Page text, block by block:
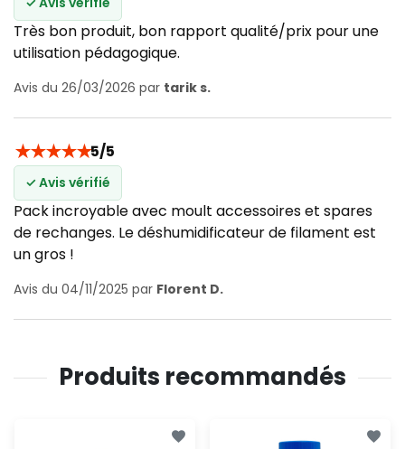
Très bon produit, bon rapport qualité/prix pour une
utilisation pédagogique.
Avis du 26/03/2026 par tarik s.
★★★★★5/5
✓ Avis vérifié
Pack incroyable avec moult accessoires et spares
de rechanges. Le déshumidificateur de filament est
un gros !
Avis du 04/11/2025 par Florent D.
Produits recommandés